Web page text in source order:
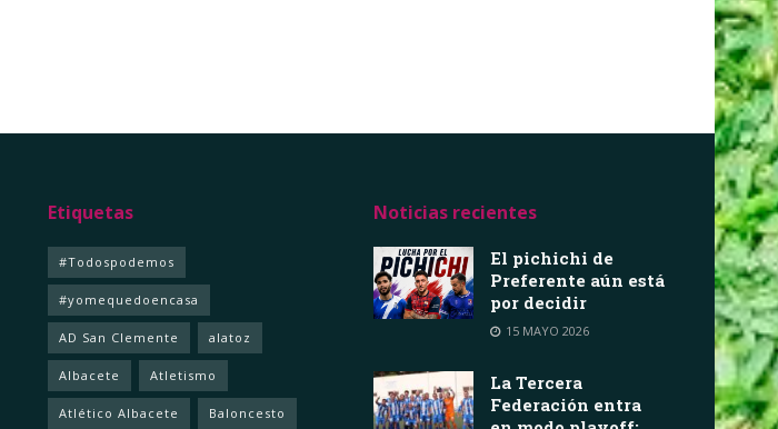
Etiquetas
#Todospodemos
#yomequedoencasa
AD San Clemente alatoz
Albacete Atletismo
Atlético Albacete Baloncesto
Noticias recientes
El pichichi de
Preferente aún está
por decidir
15 MAYO 2026
La Tercera
Federación entra